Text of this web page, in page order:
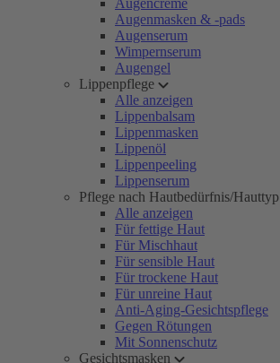
Augencreme
Augenmasken & -pads
Augenserum
Wimpernserum
Augengel
Lippenpflege
Alle anzeigen
Lippenbalsam
Lippenmasken
Lippenöl
Lippenpeeling
Lippenserum
Pflege nach Hautbedürfnis/Hauttyp
Alle anzeigen
Für fettige Haut
Für Mischhaut
Für sensible Haut
Für trockene Haut
Für unreine Haut
Anti-Aging-Gesichtspflege
Gegen Rötungen
Mit Sonnenschutz
Gesichtsmasken